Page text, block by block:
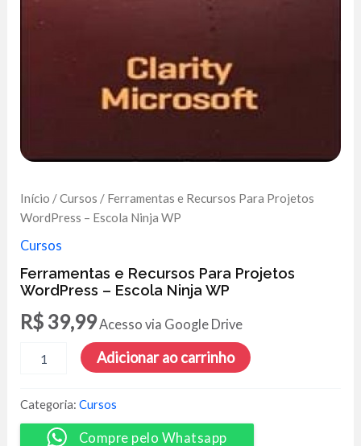
Início /Cursos / Ferramentas e Recursos Para Projetos
WordPress – Escola Ninja WP
Cursos
Ferramentas e Recursos Para Projetos
WordPress – Escola Ninja WP
R$ 39,99Acesso via Google Drive
Ferramentas
Para
Projetos
WordPress
Adicionar ao carrinho
Categoria:Cursos
Compre pelo Whatsapp